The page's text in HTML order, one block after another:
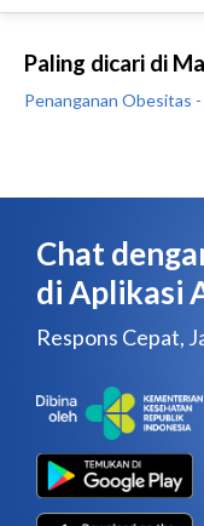
Paling dicari di
Penanganan Obesitas